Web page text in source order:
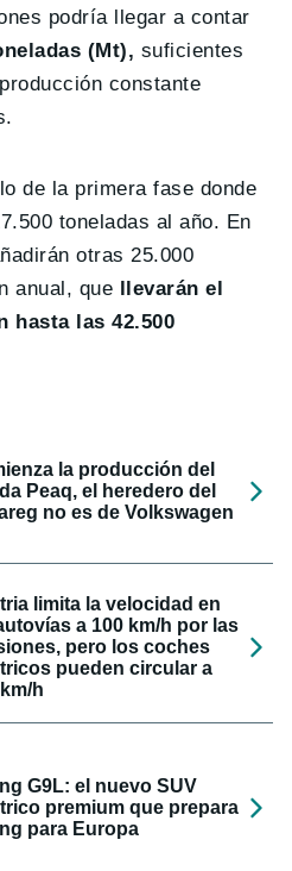
podría llegar a contar
(Mt), suficientes
constante
de la primera fase donde
toneladas al año. En
otras 25.000
anual, que llevarán el
hasta las 42.500
la producción del
Peaq, el heredero del
no es de Volkswagen
limita la velocidad en
a 100 km/h por las
pero los coches
pueden circular a
h
G9L: el nuevo SUV
premium que prepara
para Europa